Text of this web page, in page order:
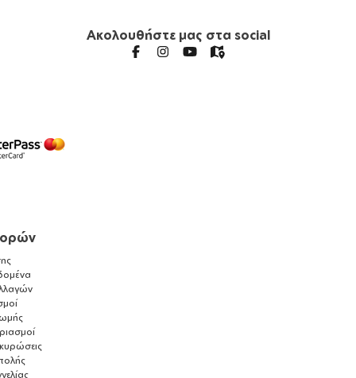
Ακολουθήστε μας στα social